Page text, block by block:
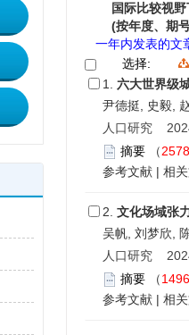
国际比较视
(按年度、期
一年内发表的文
选择:
1. 六大世界级
尹德挺, 史毅,
人口研究
摘要 （2578
参考文献 | 相
2. 文化场域张
吴帆, 刘梦欣,
人口研究
摘要 （1496
参考文献 | 相